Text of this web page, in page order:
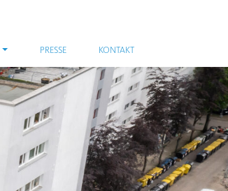
PRESSE KONTAKT